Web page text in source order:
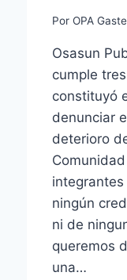
Por OPA
Osasun
cumple
constituyó
denunciar
deterioro
ningún
ni de
queremos
una…